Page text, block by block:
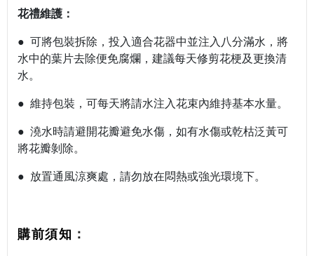
花禮維護：
● 可將包裝拆除，投入適合花器中並注入八分滿水，將
水中的葉片去除便免腐爛，建議每天修剪花梗及更換清
水。
● 維持包裝，可每天將請水注入花束內維持基本水量。
● 澆水時請避開花瓣避免水傷，如有水傷或乾枯泛黃可
將花瓣剝除。
● 放置通風涼爽處，請勿放在悶熱或強光環境下。
購前須知 ：